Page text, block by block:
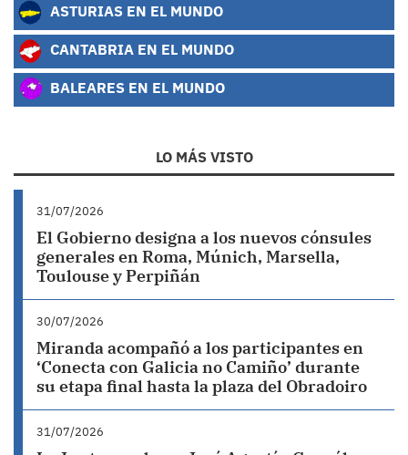
ASTURIAS EN EL MUNDO
CANTABRIA EN EL MUNDO
BALEARES EN EL MUNDO
LO MÁS VISTO
31/07/2026
El Gobierno designa a los nuevos cónsules
generales en Roma, Múnich, Marsella,
Toulouse y Perpiñán
30/07/2026
Miranda acompañó a los participantes en
‘Conecta con Galicia no Camiño’ durante
su etapa final hasta la plaza del Obradoiro
31/07/2026